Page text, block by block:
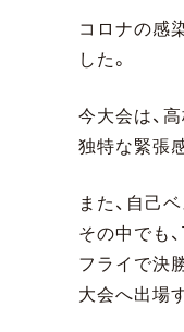
コロナの感
した。
今大会は、
独特な緊張
また、自己
その中でも
フライで決
大会へ出場